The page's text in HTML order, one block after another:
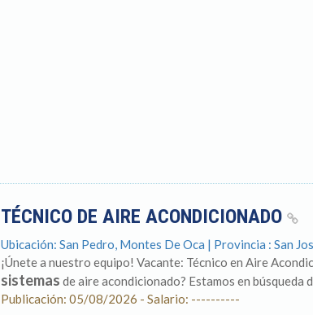
TÉCNICO DE AIRE ACONDICIONADO
Ubicación: San Pedro, Montes De Oca | Provincia : San
¡Únete a nuestro equipo! Vacante: Técnico en Aire
sistemas de aire acondicionado? Estamos en búsqueda
Publicación: 05/08/2026 - Salario: ----------